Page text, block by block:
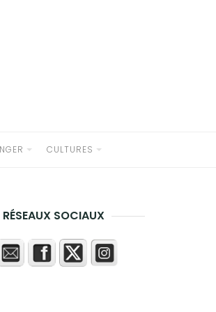
CULTURES
RÉSEAUX SOCIAUX